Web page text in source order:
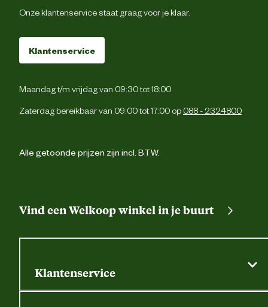
Onze klantenservice staat graag voor je klaar.
Klantenservice
Maandag t/m vrijdag van 09:30 tot 18:00
Zaterdag bereikbaar van 09:00 tot 17:00 op 088 - 2324800
Alle getoonde prijzen zijn incl. BTW.
Vind een Welkoop winkel in je buurt
Klantenservice